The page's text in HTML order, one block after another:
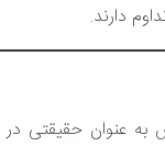
دارند.
به عنوان حقیقتی